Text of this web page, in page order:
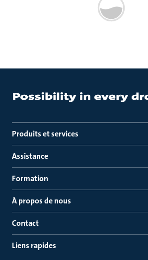
Produits et services
Assistance
Formation
À propos de nous
Contact
Liens rapides